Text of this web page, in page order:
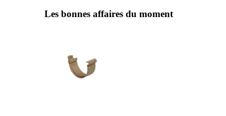
Les bonnes affaires du moment